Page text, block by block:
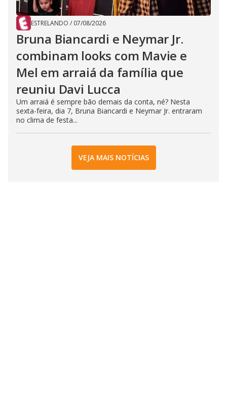
ESTRELANDO / 07/08/2026
Bruna Biancardi e Neymar Jr.
combinam looks com Mavie e
Mel em arraiá da família que
reuniu Davi Lucca
Um arraiá é sempre bão demais da conta, né? Nesta
sexta-feira, dia 7, Bruna Biancardi e Neymar Jr. entraram
no clima de festa...
VEJA MAIS NOTÍCIAS